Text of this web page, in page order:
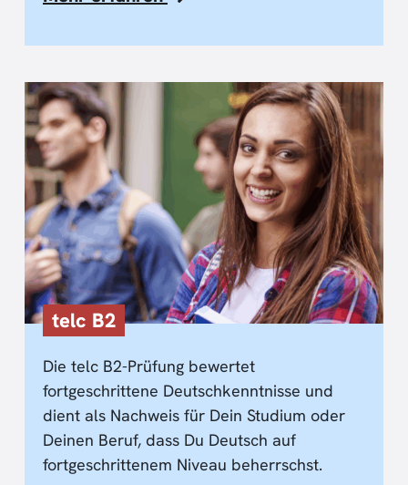
telc B2
Die telc B2-Prüfung bewertet
fortgeschrittene Deutschkenntnisse und
dient als Nachweis für Dein Studium oder
Deinen Beruf, dass Du Deutsch auf
fortgeschrittenem Niveau beherrschst.